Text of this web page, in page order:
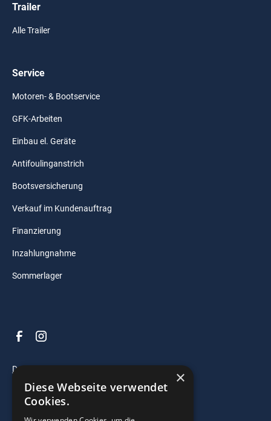
Trailer
Alle Trailer
Service
Motoren- & Bootservice
GFK-Arbeiten
Einbau el. Geräte
Antifoulinganstrich
Bootsversicherung
Verkauf im Kundenauftrag
Finanzierung
Inzahlungnahme
Sommerlager
Datenschutz
Impressum
×
Diese Webseite verwendet
Cookies.